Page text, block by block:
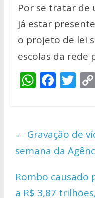
Por se tratar de
já estar
o projeto de lei
escolas da rede
W
s
A
p
p
F
b
o
o
k
T
er
← Gravação de
semana da
Rombo causado
a R$ 3,87